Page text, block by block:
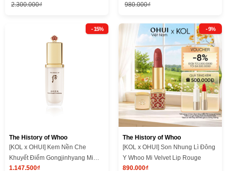
2.300.000₫
980.000₫
- 15%
The History of Whoo
[KOL x OHUI] Kem Nền Che
Khuyết Điểm Gongjinhyang Mi
Velvet Liquid Foundation
1.147.500₫
- 9%
The History of Whoo
[KOL x OHUI] Son Nhung Lì Đông
Y Whoo Mi Velvet Lip Rouge
890.000₫